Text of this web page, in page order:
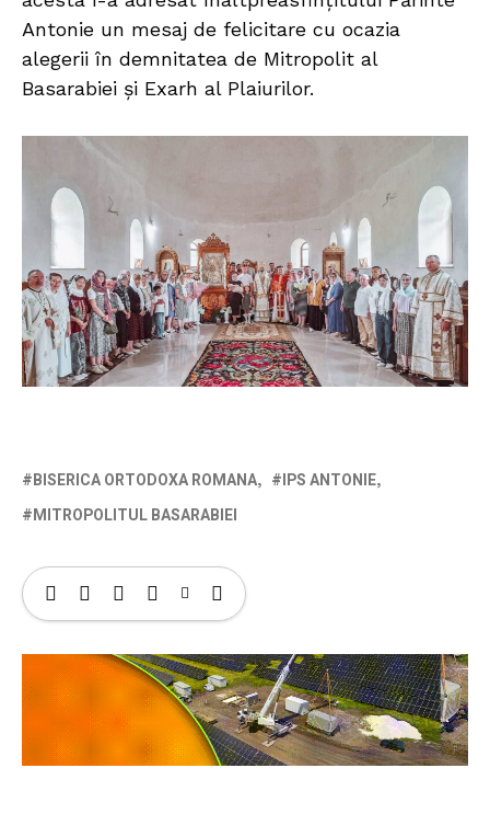
Antonie un mesaj de felicitare cu ocazia
alegerii în demnitatea de Mitropolit al
Basarabiei și Exarh al Plaiurilor.
BISERICA ORTODOXA ROMANA
IPS ANTONIE
MITROPOLITUL BASARABIEI